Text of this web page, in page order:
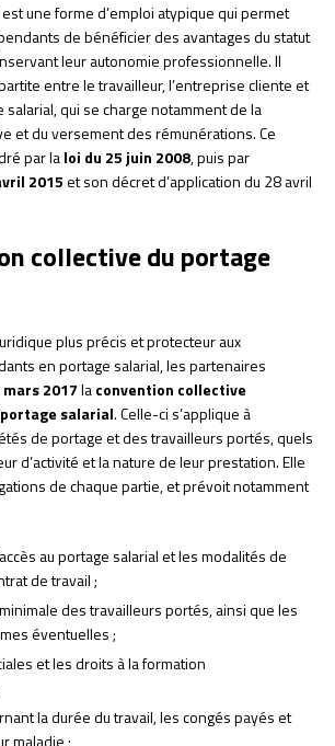
est une forme d’emploi atypique qui permet
de bénéficier des avantages du statut
leur autonomie professionnelle. Il
entre le travailleur, l’entreprise cliente et
qui se charge notamment de la
et du versement des rémunérations. Ce
par laloi du 25 juin 2008, puis par
2015et son décret d’application du 28 avril
collective du portage
plus précis et protecteur aux
en portage salarial, les partenaires
mars 2017laconvention collective
salarial. Celle-ci s’applique à
de portage et des travailleurs portés, quels
d’activité et la nature de leur prestation. Elle
de chaque partie, et prévoit notamment
au portage salarial et les modalités de
de travail ;
des travailleurs portés, ainsi que les
éventuelles ;
et les droits à la formation
la durée du travail, les congés payés et